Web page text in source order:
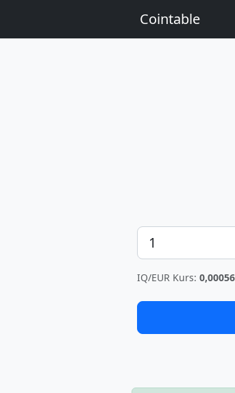
Cointable
Betrag
IQ/EUR Kurs: